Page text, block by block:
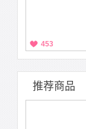
453
推荐商品